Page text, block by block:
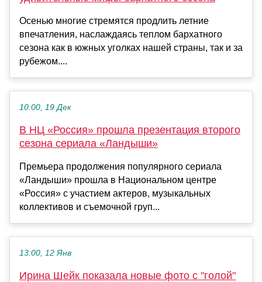
Осенью многие стремятся продлить летние
впечатления, наслаждаясь теплом бархатного
сезона как в южных уголках нашей страны, так и за
рубежом....
10:00, 19 Дек
В НЦ «Россия» прошла презентация второго
сезона сериала «Ландыши»
Премьера продолжения популярного сериала
«Ландыши» прошла в Национальном центре
«Россия» с участием актеров, музыкальных
коллективов и съемочной груп...
13:00, 12 Янв
Ирина Шейк показала новые фото с "голой"